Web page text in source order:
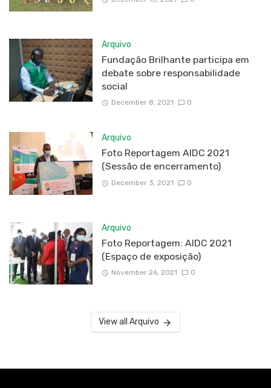
Arquivo
Fundação Brilhante participa em
debate sobre responsabilidade
social
December 8, 2021 0
Arquivo
Foto Reportagem AIDC 2021
(Sessão de encerramento)
December 3, 2021 0
Arquivo
Foto Reportagem: AIDC 2021
(Espaço de exposição)
November 26, 2021 0
View all Arquivo